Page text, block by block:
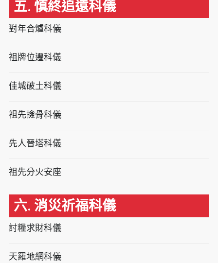
五. 慎終追遠科儀
對年合爐科儀
祖牌位遷科儀
佳城破土科儀
祖先撿骨科儀
先人晉塔科儀
祖先分火安座
六. 消災祈福科儀
討糧求財科儀
天羅地網科儀